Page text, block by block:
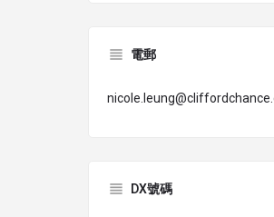
電郵
DX號碼